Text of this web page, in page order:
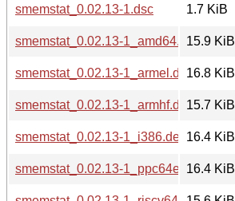
smemstat_0.02.13-1.dsc
1.7 KiB
smemstat_0.02.13-1_amd64.deb15.9 KiB
smemstat_0.02.13-1_armel.deb16.8 KiB
smemstat_0.02.13-1_armhf.deb15.7 KiB
smemstat_0.02.13-1_i386.deb 16.4 KiB
smemstat_0.02.13-1_ppc64el.deb16.4 KiB